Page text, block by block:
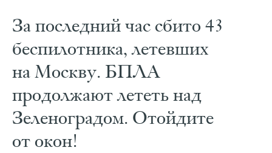
За последний час сбито 43
беспилотника, летевших
на Москву. БПЛА
продолжают лететь над
Зеленоградом. Отойдите
от окон!